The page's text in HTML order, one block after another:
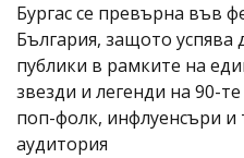
Бургас се превърна във
България, защото успява
публики в рамките на
звезди и легенди на 90-
поп-фолк, инфлуенсъри и
аудитория